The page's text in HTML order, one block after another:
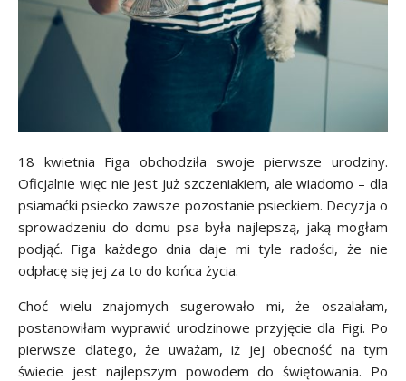
18 kwietnia Figa obchodziła swoje pierwsze urodziny.
Oficjalnie więc nie jest już szczeniakiem, ale wiadomo – dla
psiamaćki psiecko zawsze pozostanie psieckiem. Decyzja o
sprowadzeniu do domu psa była najlepszą, jaką mogłam
podjąć. Figa każdego dnia daje mi tyle radości, że nie
odpłacę się jej za to do końca życia.
Choć wielu znajomych sugerowało mi, że oszalałam,
postanowiłam wyprawić urodzinowe przyjęcie dla Figi. Po
pierwsze dlatego, że uważam, iż jej obecność na tym
świecie jest najlepszym powodem do świętowania. Po